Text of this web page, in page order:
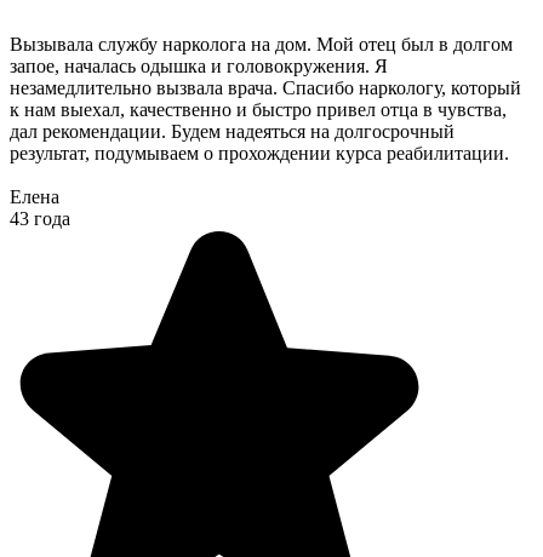
Вызывала службу нарколога на дом. Мой отец был в долгом
запое, началась одышка и головокружения. Я
незамедлительно вызвала врача. Спасибо наркологу, который
к нам выехал, качественно и быстро привел отца в чувства,
дал рекомендации. Будем надеяться на долгосрочный
результат, подумываем о прохождении курса реабилитации.
Елена
43 года